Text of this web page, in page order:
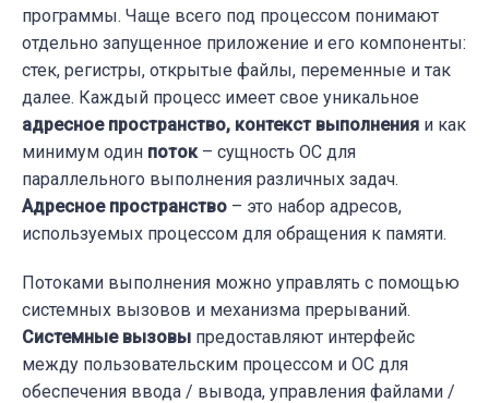
программы. Чаще всего под процессом понимают
отдельно запущенное приложение и его компоненты:
стек, регистры, открытые файлы, переменные и так
далее. Каждый процесс имеет свое уникальное
адресное пространство, контекст выполнения и как
минимум один поток– сущность ОС для
параллельного выполнения различных задач.
Адресное пространство – это набор адресов,
используемых процессом для обращения к памяти.
Потоками выполнения можно управлять с помощью
системных вызовов и механизма прерываний.
Системные вызовы предоставляют интерфейс
между пользовательским процессом и ОС для
обеспечения ввода / вывода, управления файлами /